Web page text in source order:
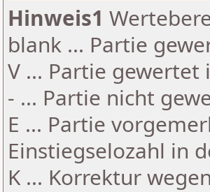
Hinweis1
blank ... Partie
V ... Partie
- ... Partie nicht
E ... Partie
Einstiegselozahl in
K ... Korrektur